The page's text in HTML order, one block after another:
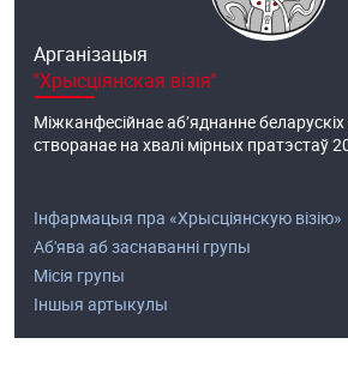
Арганізацыя
"Хрысціянская візія"
Міжканфесійнае аб’яднанне
створанае на хвалі мірных пратэстаў
Інфармацыя пра «Хрысціянскую візію»
Аб'ява аб заснаванні групы
Місія групы
Іншыя артыкулы